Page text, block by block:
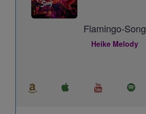
Flamingo-Song
Heike Melody